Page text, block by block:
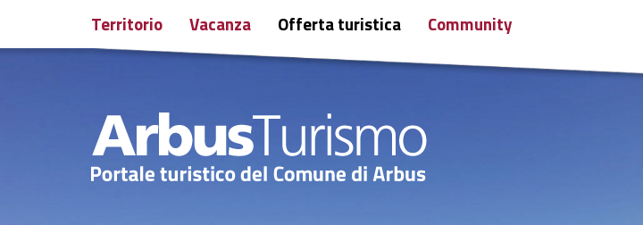
Territorio Vacanza Offerta turistica Community